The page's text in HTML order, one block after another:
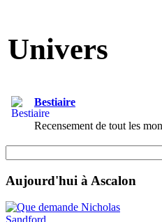
Univers
Bestiaire
Recensement de tout les
Aujourd'hui à Ascalon